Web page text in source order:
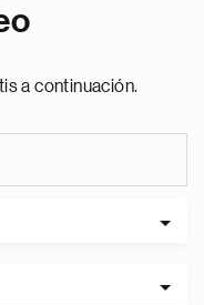
a continuación.